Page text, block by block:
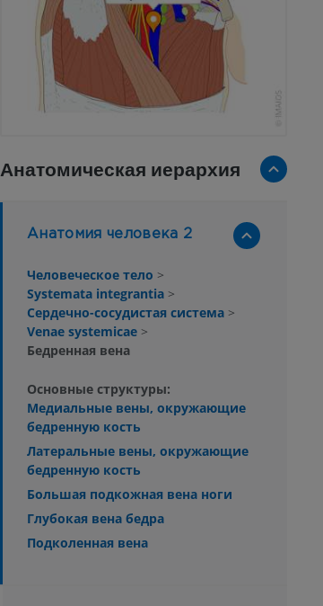
Анатомическая иерархия
Анатомия человека 2
Человеческое тело >
Systemata integrantia >
Сердечно-сосудистая система >
Venae systemicae >
Бедренная вена
Основные структуры:
Медиальные вены, окружающие
бедренную кость
Латеральные вены, окружающие
бедренную кость
Большая подкожная вена ноги
Глубокая вена бедра
Подколенная вена